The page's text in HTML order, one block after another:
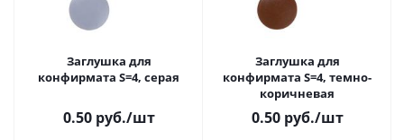
Заглушка для
конфирмата S=4, серая
0.50руб./шт
Заглушка для
конфирмата S=4, темно-
коричневая
0.50руб./шт